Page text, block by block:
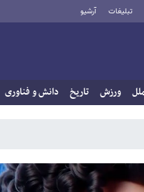
تبلیغات آرشیو
ورزش تاریخ دانش و فناوری